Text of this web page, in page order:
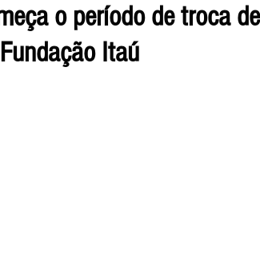
o período de troca
Itaú